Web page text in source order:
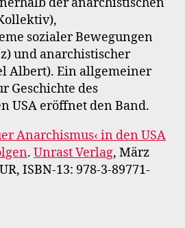
der anarchistischen
sozialer Bewegungen
und anarchistischer
Albert). Ein allgemeiner
Geschichte des
USA eröffnet den Band.
Anarchismus‹ in den USA
. Unrast Verlag, März
ISBN-13: 978-3-89771-